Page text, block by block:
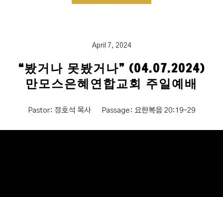
April 7, 2024
“봤거나 못봤거나” (04.07.2024)
만모스은혜연합교회 주일예배
Pastor: 정호석 목사 Passage: 요한복음 20:19-29